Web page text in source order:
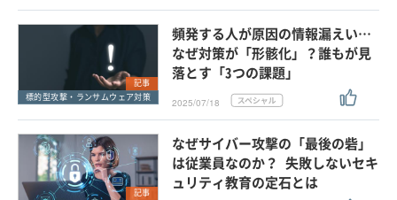
記事
標的型攻撃・ランサムウェア対策
頻発する人が原因の情報漏えい…
なぜ対策が「形骸化」？誰もが見
落とす「3つの課題」
2025/07/18
記事
なぜサイバー攻撃の「最後の砦」
は従業員なのか？ 失敗しないセキ
ュリティ教育の定石とは